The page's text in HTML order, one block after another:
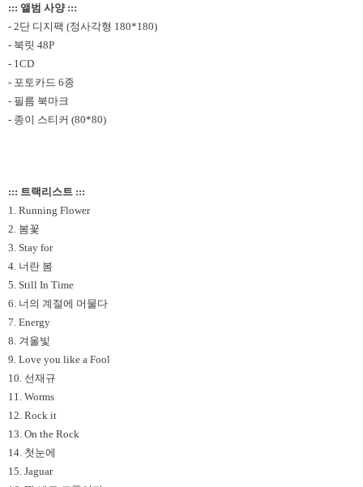
::: 앨범 사양 :::
- 2단 디지팩 (정사각형 180*180)
- 북릿 48P
- 1CD
- 포토카드 6종
- 필름 북마크
- 종이 스티커 (80*80)
::: 트랙리스트 :::
1. Running Flower
2. 봄꽃
3. Stay for
4. 너란 봄
5. Still In Time
6. 너의 계절에 머물다
7. Energy
8. 겨울빛
9. Love you like a Fool
10. 선재규
11. Worms
12. Rock it
13. On the Rock
14. 첫눈에
15. Jaguar